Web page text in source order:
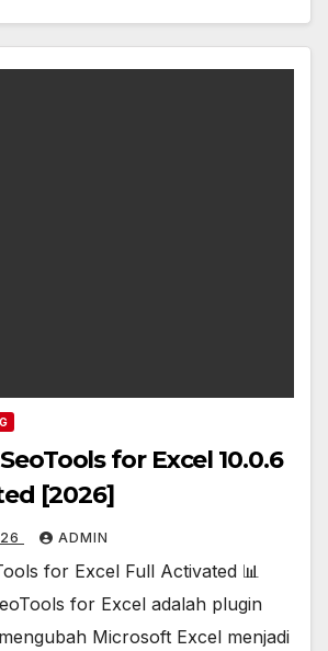
for Excel 10.0.6
[2026]
ADMIN
for Excel Full Activated 📊
for Excel adalah plugin
Microsoft Excel menjadi